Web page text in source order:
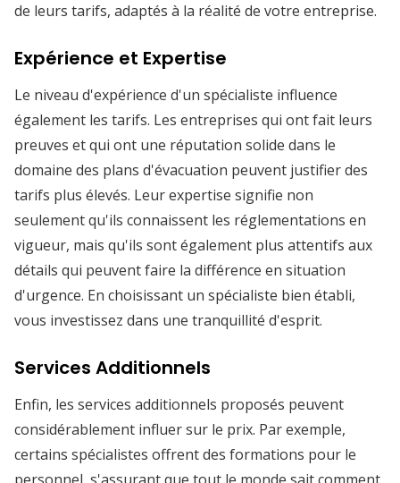
de leurs tarifs, adaptés à la réalité de votre entreprise.
Expérience et Expertise
Le niveau d'expérience d'un spécialiste influence
également les tarifs. Les entreprises qui ont fait leurs
preuves et qui ont une réputation solide dans le
domaine des plans d'évacuation peuvent justifier des
tarifs plus élevés. Leur expertise signifie non
seulement qu'ils connaissent les réglementations en
vigueur, mais qu'ils sont également plus attentifs aux
détails qui peuvent faire la différence en situation
d'urgence. En choisissant un spécialiste bien établi,
vous investissez dans une tranquillité d'esprit.
Services Additionnels
Enfin, les services additionnels proposés peuvent
considérablement influer sur le prix. Par exemple,
certains spécialistes offrent des formations pour le